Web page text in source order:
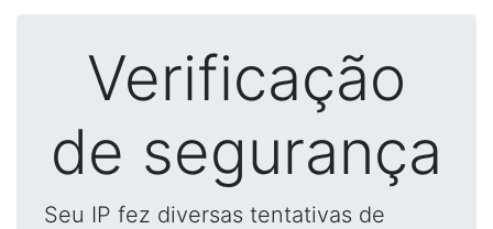
Verificação
de segurança
Seu IP fez diversas tentativas de